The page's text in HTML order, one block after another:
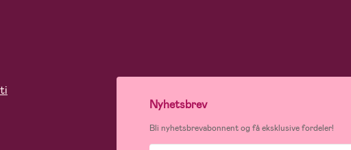
Nyhetsbrev
Bli nyhetsbrevabonnent og få eksklusive fordeler!